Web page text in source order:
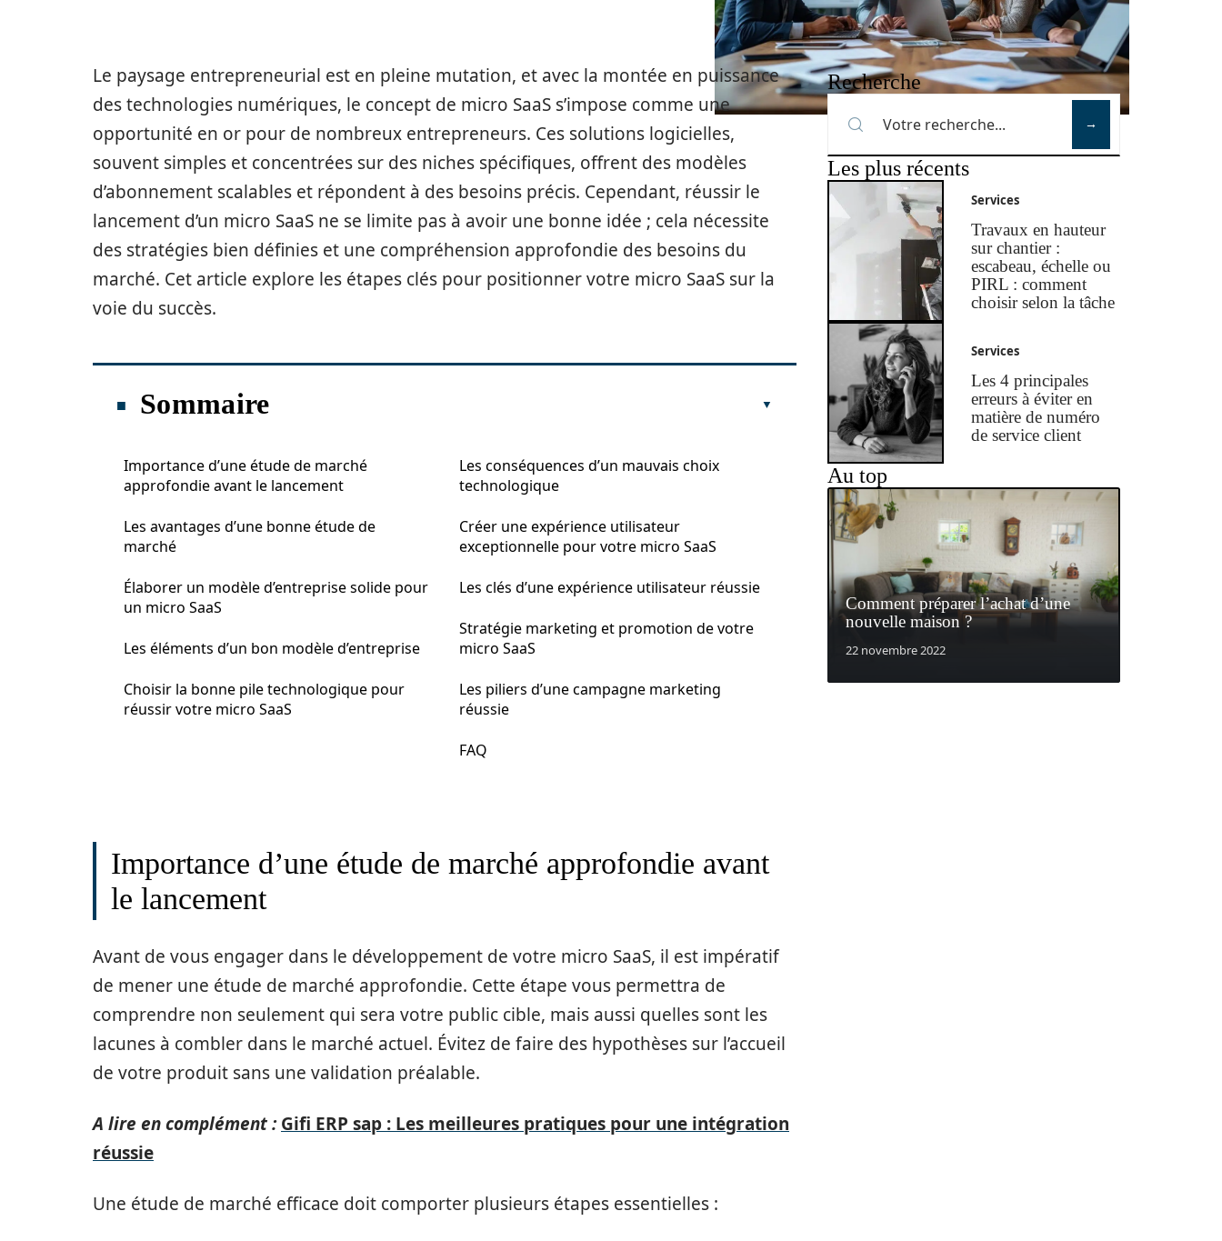
Le paysage entrepreneurial est en pleine mutation, et avec la montée en puissance
des technologies numériques, le concept de micro SaaS s’impose comme une
opportunité en or pour de nombreux entrepreneurs. Ces solutions logicielles,
souvent simples et concentrées sur des niches spécifiques, offrent des modèles
d’abonnement scalables et répondent à des besoins précis. Cependant, réussir le
lancement d’un micro SaaS ne se limite pas à avoir une bonne idée ; cela nécessite
des stratégies bien définies et une compréhension approfondie des besoins du
marché. Cet article explore les étapes clés pour positionner votre micro SaaS sur la
voie du succès.
Sommaire
Importance d’une étude de marché
approfondie avant le lancement
Les avantages d’une bonne étude de
marché
Élaborer un modèle d’entreprise solide pour
un micro SaaS
Les éléments d’un bon modèle d’entreprise
Choisir la bonne pile technologique pour
réussir votre micro SaaS
Les conséquences d’un mauvais choix
technologique
Créer une expérience utilisateur
exceptionnelle pour votre micro SaaS
Les clés d’une expérience utilisateur réussie
Stratégie marketing et promotion de votre
micro SaaS
Les piliers d’une campagne marketing
réussie
FAQ
Importance d’une étude de marché approfondie avant
le lancement
Avant de vous engager dans le développement de votre micro SaaS, il est impératif
de mener une étude de marché approfondie. Cette étape vous permettra de
comprendre non seulement qui sera votre public cible, mais aussi quelles sont les
lacunes à combler dans le marché actuel. Évitez de faire des hypothèses sur l’accueil
de votre produit sans une validation préalable.
A lire en complément : Gifi ERP sap : Les meilleures pratiques pour une intégration
réussie
Une étude de marché efficace doit comporter plusieurs étapes essentielles :
Recherche
Les plus récents
Services
Travaux en hauteur
sur chantier :
escabeau, échelle ou
PIRL : comment
choisir selon la tâche
Services
Les 4 principales
erreurs à éviter en
matière de numéro
de service client
Au top
Comment préparer l’achat d’une
nouvelle maison ?
22 novembre 2022